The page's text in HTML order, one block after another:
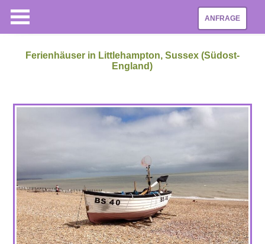
ANFRAGE
Ferienhäuser in Littlehampton, Sussex (Südost-
England)